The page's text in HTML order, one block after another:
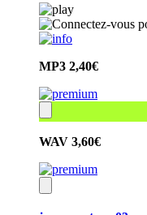
MP3 2,40€
WAV 3,60€